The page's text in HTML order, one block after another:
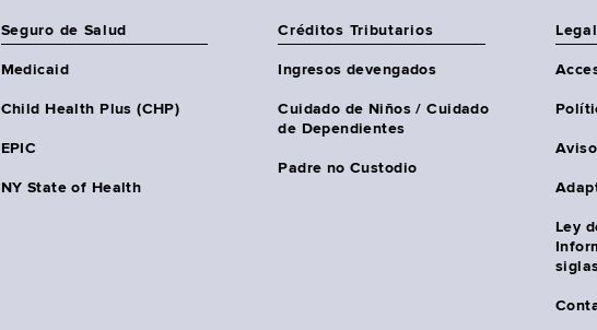
Seguro de Salud
Medicaid
Child Health Plus (CHP)
EPIC
NY State of Health
Créditos Tributarios
Ingresos devengados
Cuidado de Niños / Cuidado
de Dependientes
Padre no Custodio
Legal
Ley